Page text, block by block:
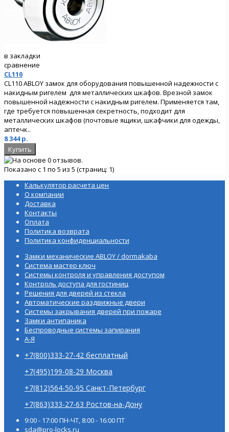
в закладки
сравнение
CL110
CL110 ABLOY замок для оборудования повышенной надежности с
накидным ригелем для металлических шкафов. Врезной замок
повышенной надежности с накидным ригелем. Применяется там,
где требуется повышенная секретность, подходит для
металлических шкафов (почтовые ящики, шкафчики для одежды,
аптечк..
8 344 р.
Показано с 1 по 5 из 5 (страниц: 1)
Калькулятор расчета цен
О компании
Доставка
Контакты
Оплата
Политика возврата
Политика конфиденциальности
Замки механические ABLOY / dormakaba
Система мастер ключ
Системы контроля и управления доступом
Контроль доступа для гостиниц
Решения для дверей из стекла
Автоматические раздвижные двери
Системы закрывания дверей при пожаре
Замки антипаника
Беспроводные системы запирания
А-Я
+7(800)333-27-42 бесплатный
+7(495)199-08-29 Москва
+7(812)564-50-95 Санкт-Петербург
+7(863)333-27-63 Ростов-на-Дону
9:00 - 17:00 ПН-ЧТ, 8:00 - 16:00 ПТ
sda@pro-locks.ru